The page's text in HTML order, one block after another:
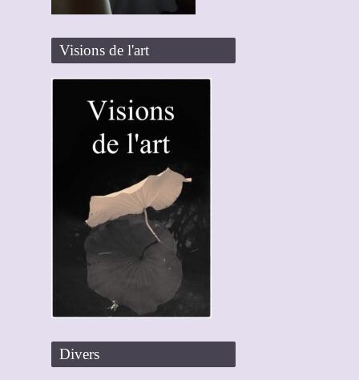
Visions de l'art
Divers